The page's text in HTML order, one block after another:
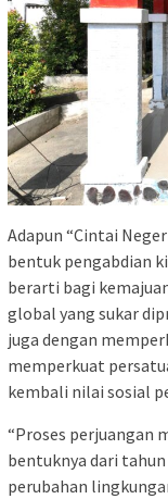
Adapun “Cintai
bentuk pengabdian
berarti bagi
global yang sukar
juga dengan
memperkuat
kembali nilai sosial
“Proses perjuangan
bentuknya dari
perubahan